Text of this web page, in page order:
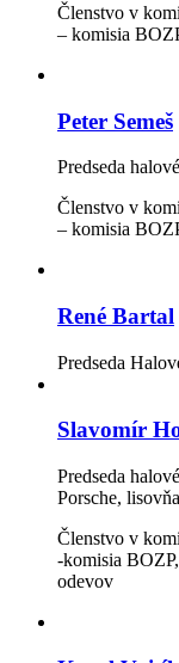
Členstvo v
– komisia
Peter Semeš
Predseda
Členstvo v
– komisia
René Bartal
Predseda
Slavomír
Predseda
Porsche, lisovňa
Členstvo v
-komisia
odevov